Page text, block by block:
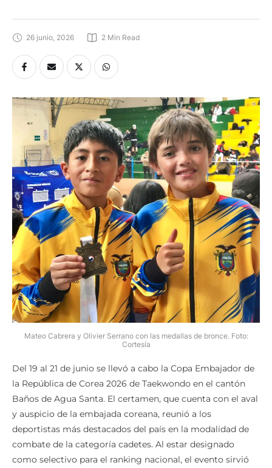
26 junio, 2026 2 Min Read
Mateo Cabrera y Olivier Serrano con las medallas de bronce. Foto:
Cortesía
Del 19 al 21 de junio se llevó a cabo la Copa Embajador de
la República de Corea 2026 de Taekwondo en el cantón
Baños de Agua Santa. El certamen, que cuenta con el aval
y auspicio de la embajada coreana, reunió a los
deportistas más destacados del país en la modalidad de
combate de la categoría cadetes. Al estar designado
como selectivo para el ranking nacional, el evento sirvió